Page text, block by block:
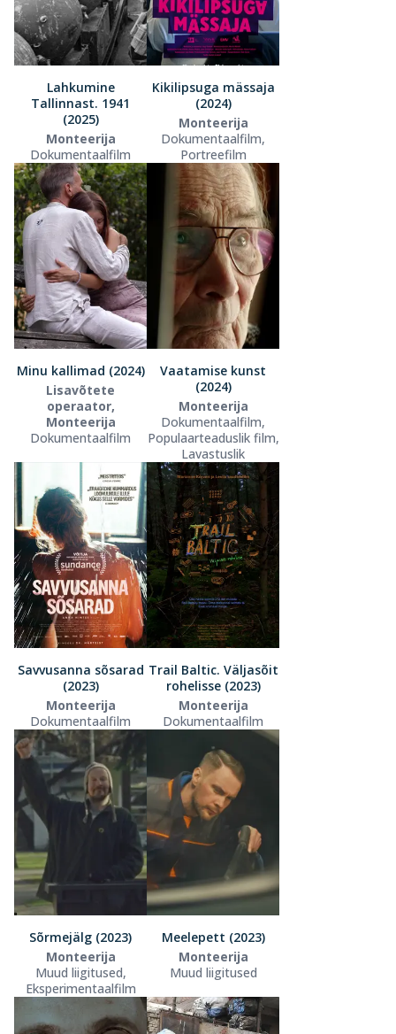
Lahkumine
Tallinnast. 1941
(2025)
Monteerija
Dokumentaalfilm
Kikilipsuga mässaja
(2024)
Monteerija
Dokumentaalfilm,
Portreefilm
Minu kallimad (2024)
Lisavõtete
operaator,
Monteerija
Dokumentaalfilm
Vaatamise kunst
(2024)
Monteerija
Dokumentaalfilm,
Populaarteaduslik film,
Lavastuslik
Savvusanna sõsarad
(2023)
Monteerija
Dokumentaalfilm
Trail Baltic. Väljasõit
rohelisse (2023)
Monteerija
Dokumentaalfilm
Sõrmejälg (2023)
Monteerija
Muud liigitused,
Eksperimentaalfilm
Meelepett (2023)
Monteerija
Muud liigitused